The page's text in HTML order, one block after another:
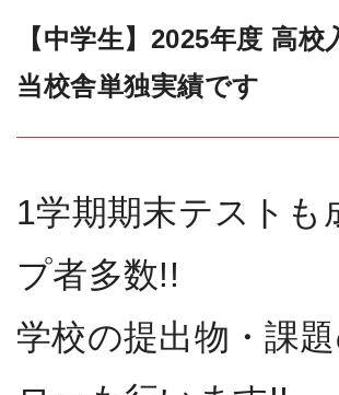
【中学生】2025年度 高
当校舎単独実績です
1学期期末テストも
プ者多数!!
学校の提出物・課